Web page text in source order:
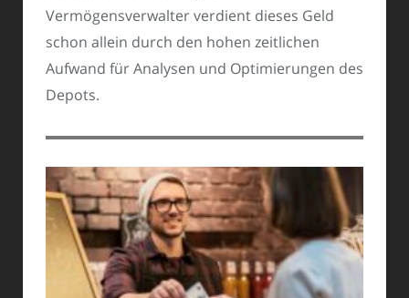
Vermögensverwalter verdient dieses Geld
schon allein durch den hohen zeitlichen
Aufwand für Analysen und Optimierungen des
Depots.